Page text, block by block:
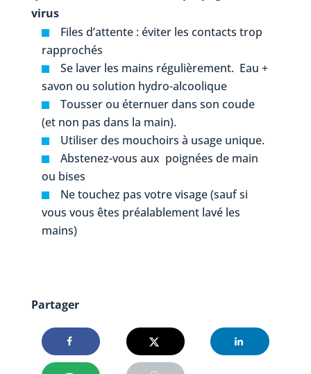
virus
Files d’attente : éviter les contacts trop
rapprochés
Se laver les mains régulièrement. Eau +
savon ou solution hydro-alcoolique
Tousser ou éternuer dans son coude
(et non pas dans la main).
Utiliser des mouchoirs à usage unique.
Abstenez-vous aux poignées de main
ou bises
Ne touchez pas votre visage (sauf si
vous vous êtes préalablement lavé les
mains)
Partager